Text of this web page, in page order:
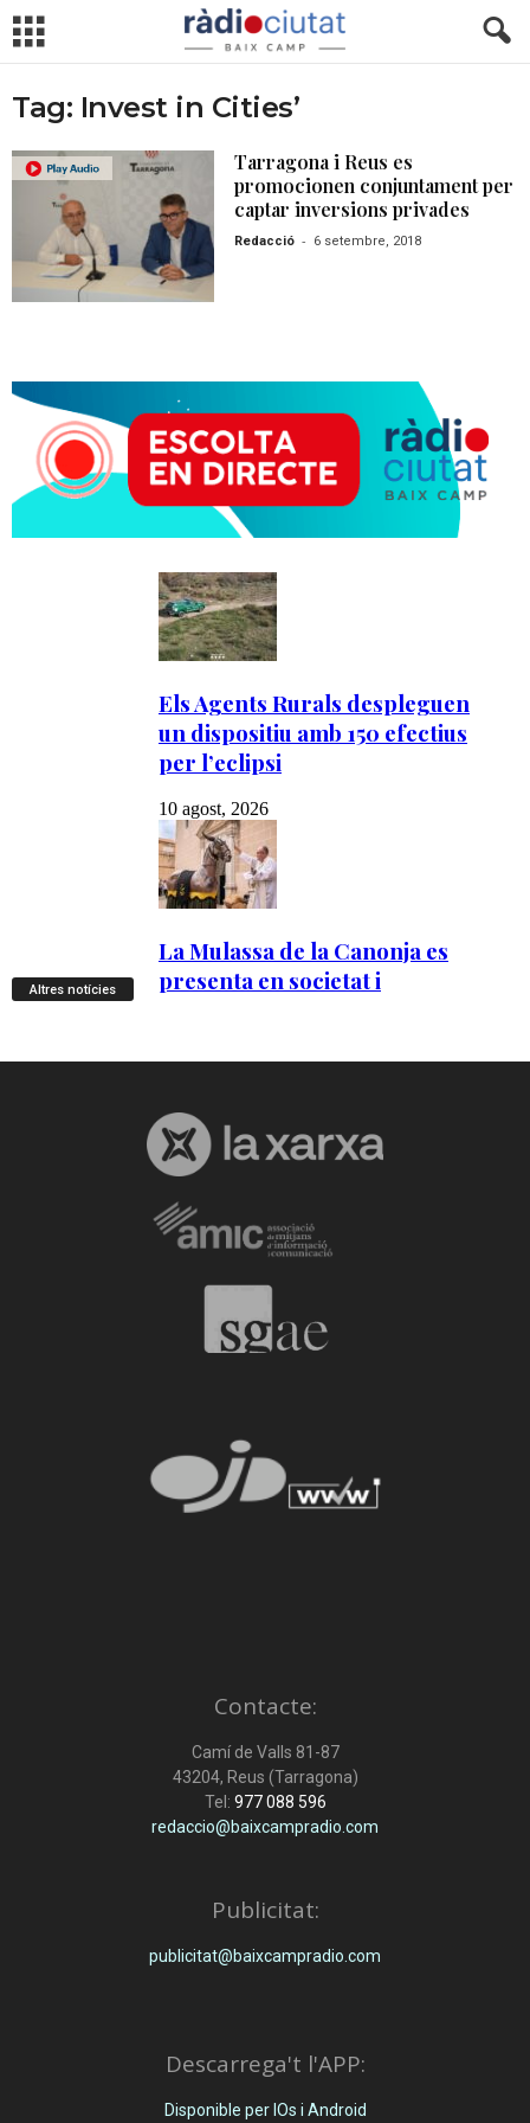
Tag: Invest in Cities’
Tarragona i Reus es
promocionen conjuntament per
captar inversions privades
Redacció - 6 setembre, 2018
Altres notícies
Contacte:
Camí de Valls 81-87
43204, Reus (Tarragona)
Tel: 977 088 596
redaccio@baixcampradio.com
Publicitat:
publicitat@baixcampradio.com
Descarrega't l'APP:
Disponible per IOs i Android